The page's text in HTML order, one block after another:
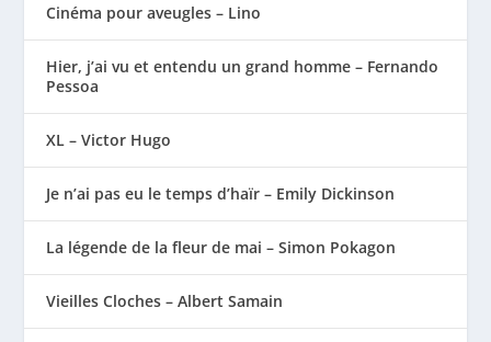
Cinéma pour aveugles – Lino
Hier, j’ai vu et entendu un grand homme – Fernando
Pessoa
XL – Victor Hugo
Je n’ai pas eu le temps d’haïr – Emily Dickinson
La légende de la fleur de mai – Simon Pokagon
Vieilles Cloches – Albert Samain